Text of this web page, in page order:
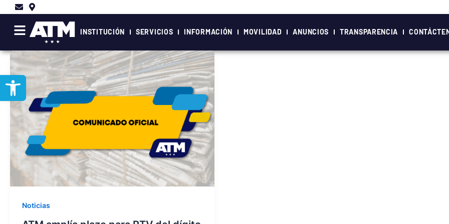
contenido
INSTITUCIÓN SERVICIOS INFORMACIÓN MOVILIDAD ANUNCIOS TRANSPARENCIA
Noticias
Abrir barra de herramientas